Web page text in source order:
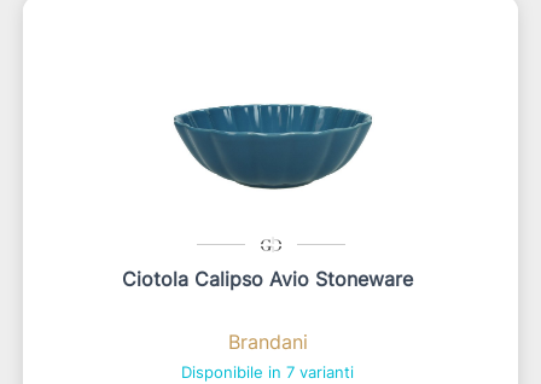
Ciotola Calipso Avio Stoneware
Brandani
Disponibile in 7 varianti